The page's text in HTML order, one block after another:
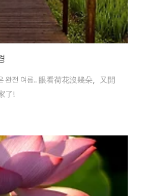
완전 여름.. 眼看荷花沒幾朵，又開
了!